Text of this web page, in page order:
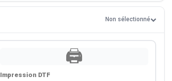
Non sélectionné
🖨️
Impression DTF